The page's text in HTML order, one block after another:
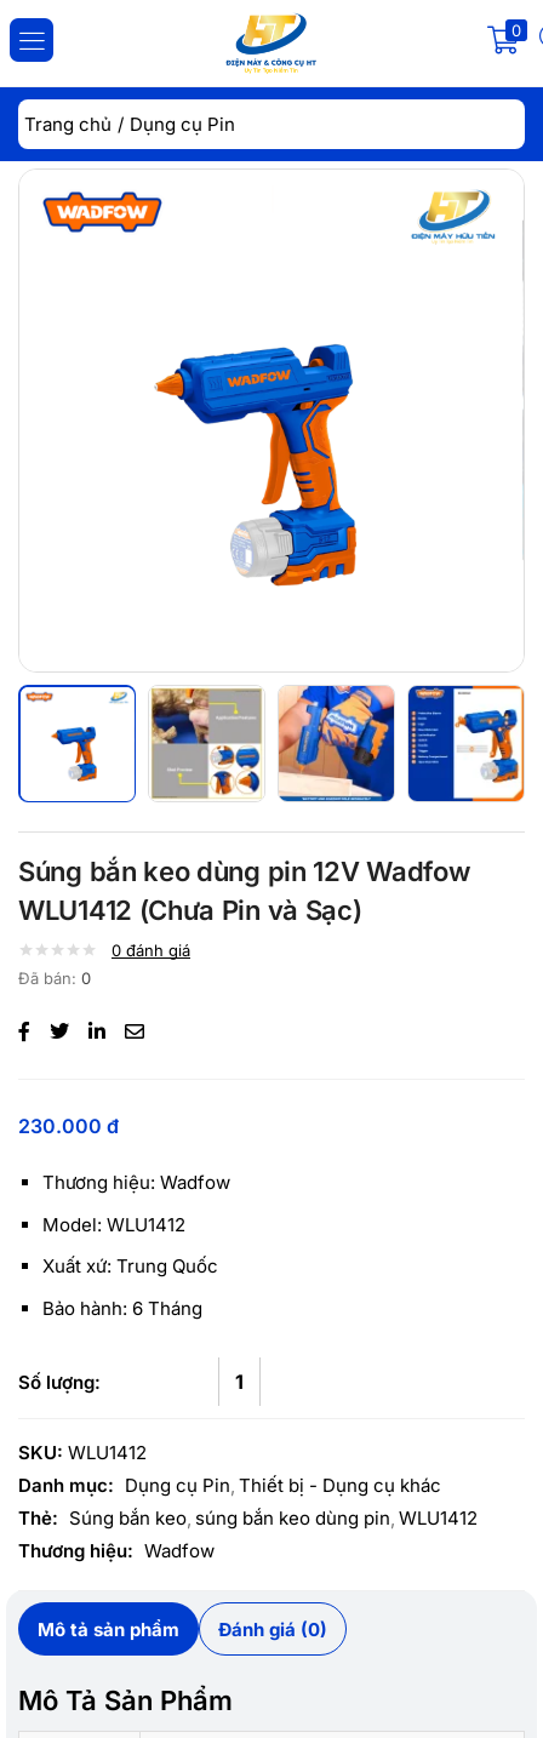
0
ĐĂNG NHẬP ĐĂNG KÝ
Nhập tài khoản và mật khẩu để đăng nhập.
Đăng Nhập
Quên mật khẩu?
Trang chủ Dụng cụ Pin
Súng bắn keo dùng pin 12V Wadfow
WLU1412 (Chưa Pin và Sạc)
0 đánh giá
Đã bán: 0
230.000 đ
Thương hiệu: Wadfow
Model: WLU1412
Xuất xứ: Trung Quốc
Bảo hành: 6 Tháng
SKU: WLU1412
Danh mục: Dụng cụ Pin Thiết bị - Dụng cụ khác
Thẻ: Súng bắn keo súng bắn keo dùng pin WLU1412
Thương hiệu: Wadfow
Mô tả sản phẩm Đánh giá (0)
Mô Tả Sản Phẩm